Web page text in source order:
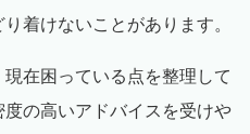
着けないことがあります。
在困っている点を整理して
の高いアドバイスを受けや